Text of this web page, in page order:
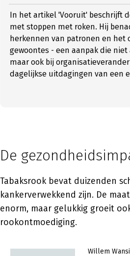
In het artikel 'Vooruit' beschrijft
met stoppen met roken. Hij
herkennen van patronen en het
gewoontes - een aanpak die
maar ook bij
dagelijkse uitdagingen van een
De
Tabaksrook bevat duizenden
kankerverwekkend zijn. De
enorm, maar gelukkig groeit
rookontmoediging.
Willem